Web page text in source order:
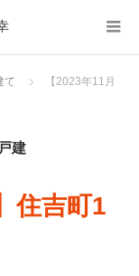
て
【2023年11月
建
住吉町1